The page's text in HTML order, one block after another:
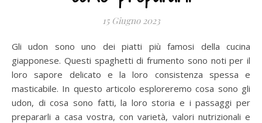
15 Giugno 2023
Gli udon sono uno dei piatti più famosi della cucina
giapponese. Questi spaghetti di frumento sono noti per il
loro sapore delicato e la loro consistenza spessa e
masticabile. In questo articolo esploreremo cosa sono gli
udon, di cosa sono fatti, la loro storia e i passaggi per
prepararli a casa vostra, con varietà, valori nutrizionali e